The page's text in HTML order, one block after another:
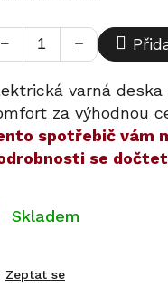
+
−
varná
za výhodnou
spotřebič vám
se
Zeptat se
Skladem